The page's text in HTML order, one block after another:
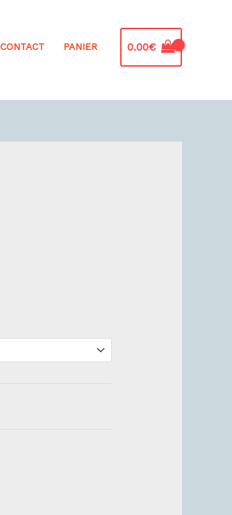
CONTACT PANIER 0.00€